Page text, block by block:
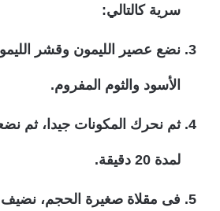
سرية كالتالي:
نضع عصير الليمون وقشر
الأسود والثوم المفروم.
ثم نحرك المكونات جيدا، ثم
لمدة 20 دقيقة.
فى مقلاة صغيرة الحجم، نضيف